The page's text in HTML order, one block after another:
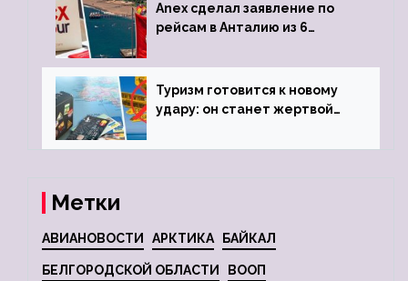
Anex сделал заявление по
рейсам в Анталию из 6
Туризм готовится к новому
удару: он станет жертвой
Метки
АВИАНОВОСТИ АРКТИКА БАЙКАЛ
БЕЛГОРОДСКОЙ ОБЛАСТИ ВООП